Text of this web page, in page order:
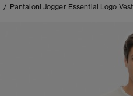
Pantaloni Jogger Essential Logo